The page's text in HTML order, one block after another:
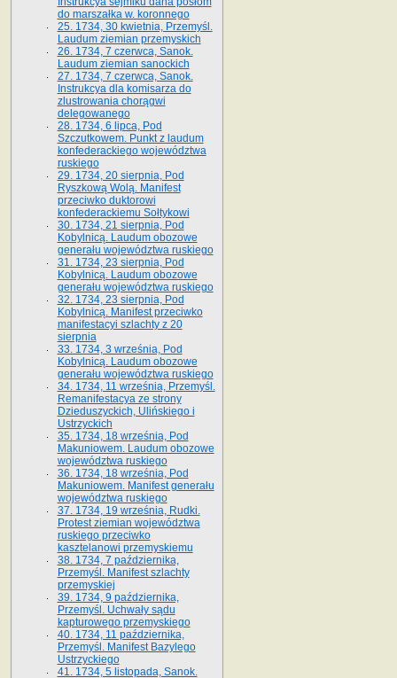
do marszałka w. koronnego
25. 1734, 30 kwietnia, Przemyśl.
Laudum ziemian przemyskich
26. 1734, 7 czerwca, Sanok.
Laudum ziemian sanockich
27. 1734, 7 czerwca, Sanok.
Instrukcya dla komisarza do
zlustrowania chorągwi
delegowanego
28. 1734, 6 lipca, Pod
Szczutkowem. Punkt z laudum
konfederackiego województwa
ruskiego
29. 1734, 20 sierpnia, Pod
Ryszkową Wolą. Manifest
przeciwko duktorowi
konfederackiemu Sołtykowi
30. 1734, 21 sierpnia, Pod
Kobylnicą. Laudum obozowe
generału województwa ruskiego
31. 1734, 23 sierpnia, Pod
Kobylnicą. Laudum obozowe
generału województwa ruskiego
32. 1734, 23 sierpnia, Pod
Kobylnicą. Manifest przeciwko
manifestacyi szlachty z 20
sierpnia
33. 1734, 3 września, Pod
Kobylnicą. Laudum obozowe
generału województwa ruskiego
34. 1734, 11 września, Przemyśl.
Remanifestacya ze strony
Dzieduszyckich, Ulińskiego i
Ustrzyckich
35. 1734, 18 września, Pod
Makuniowem. Laudum obozowe
województwa ruskiego
36. 1734, 18 września, Pod
Makuniowem. Manifest generału
województwa ruskiego
37. 1734, 19 września, Rudki.
Protest ziemian województwa
ruskiego przeciwko
kasztelanowi przemyskiemu
38. 1734, 7 października,
Przemyśl. Manifest szlachty
przemyskiej
39. 1734, 9 października,
Przemyśl. Uchwały sądu
kapturowego przemyskiego
40. 1734, 11 października,
Przemyśl. Manifest Bazylego
Ustrzyckiego
41. 1734, 5 listopada, Sanok.